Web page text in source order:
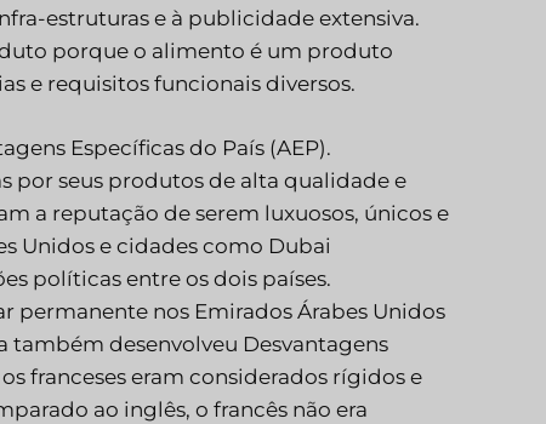
estruturas e à publicidade extensiva.
porque o alimento é um produto
e requisitos funcionais diversos.
Específicas do País (AEP).
por seus produtos de alta qualidade e
a reputação de serem luxuosos, únicos e
Unidos e cidades como Dubai
políticas entre os dois países.
permanente nos Emirados Árabes Unidos
também desenvolveu Desvantagens
franceses eram considerados rígidos e
ao inglês, o francês não era